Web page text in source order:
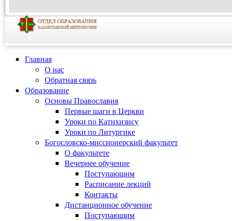
Главная
О нас
Обратная связь
Образование
Основы Православия
Первые шаги в Церкви
Уроки по Катихизису
Уроки по Литургике
Богословско-миссионерский факультет
О факультете
Вечернее обучение
Поступающим
Расписание лекций
Контакты
Дистанционное обучение
Поступающим